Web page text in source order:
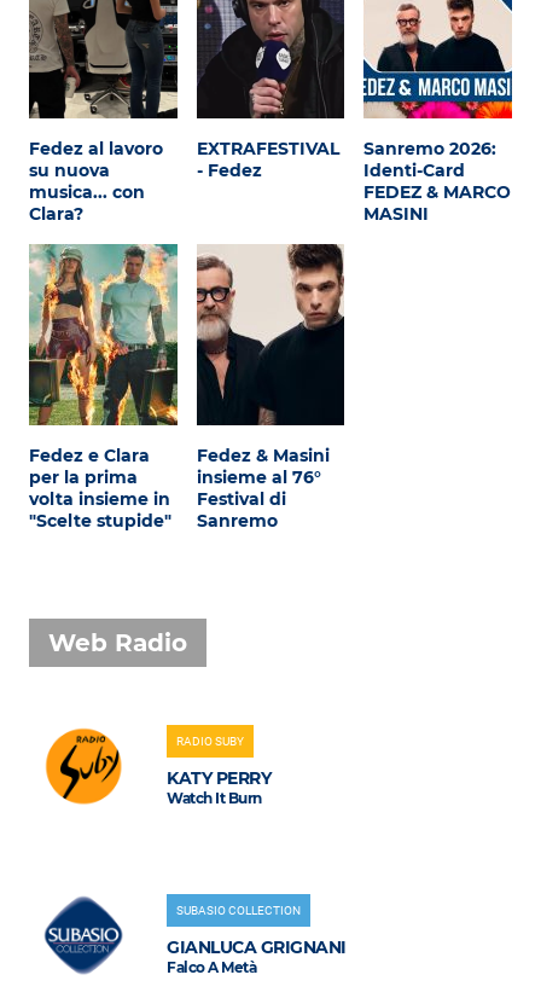
Fedez al lavoro
su nuova
musica... con
Clara?
EXTRAFESTIVAL
- Fedez
Sanremo 2026:
Identi-Card
FEDEZ & MARCO
MASINI
Fedez e Clara
per la prima
volta insieme in
"Scelte stupide"
Fedez & Masini
insieme al 76°
Festival di
Sanremo
Web Radio
RADIO SUBY
KATY PERRY
Watch It Burn
SUBASIO COLLECTION
GIANLUCA GRIGNANI
Falco A Metà